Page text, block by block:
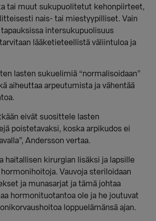
tai muut sukupuolitetut kehonpiirteet,
nais- tai miestyypilliset. Vain
tapauksissa intersukupuolisuus
lääketieteellistä väliintuloa ja
lasten sukuelimiä “normalisoidaan”
aiheuttaa arpeutumista ja vähentää
eivät suosittele lasten
poistetavaksi, koska arpikudos ei
Andersson vertaa.
haitallisen kirurgian lisäksi ja lapsille
Vauvoja steriloidaan
ja munasarjat ja tämä johtaa
hormonituotantoa ole ja he joutuvat
loppuelämänsä ajan.